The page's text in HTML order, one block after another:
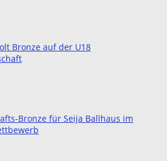
Bronze auf der U18
Bronze für Seija Ballhaus im